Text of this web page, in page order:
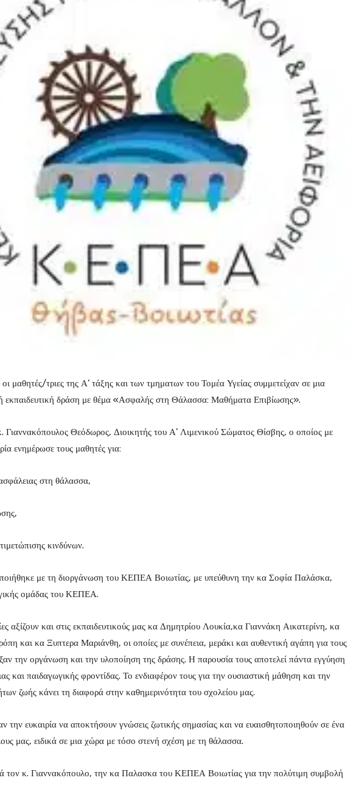
μαθητές/τριες της Α’ τάξης και των τμηματων του Τομέα Υγείας συμμετείχαν σε μια
εκπαιδευτική δράση με θέμα «Ασφαλής στη Θάλασσα: Μαθήματα Επιβίωσης».
Γιαννακόπουλος Θεόδωρος, Διοικητής του Α’ Λιμενικού Σώματος Θίσβης, ο οποίος με
ενημέρωσε τους μαθητές για:
στη θάλασσα,
κινδύνων.
με τη διοργάνωση του ΚΕΠΕΑ Βοιωτίας, με υπεύθυνη την κα Σοφία Παλάσκα,
ομάδας του ΚΕΠΕΑ.
αξίζουν και στις εκπαιδευτικούς μας κα Δημητρίου Λουκία,κα Γιαννάκη Αικατερίνη, κα
και κα Ξυπτερα Μαριάνθη, οι οποίες με συνέπεια, μεράκι και αυθεντική αγάπη για τους
την οργάνωση και την υλοποίηση της δράσης. Η παρουσία τους αποτελεί πάντα εγγύηση
και παιδαγωγικής φροντίδας. Το ενδιαφέρον τους για την ουσιαστική μάθηση και την
ζωής κάνει τη διαφορά στην καθημερινότητα του σχολείου μας.
την ευκαιρία να αποκτήσουν γνώσεις ζωτικής σημασίας και να ευαισθητοποιηθούν σε ένα
μας, ειδικά σε μια χώρα με τόσο στενή σχέση με τη θάλασσα.
τον κ. Γιαννακόπουλο, την κα Παλασκα του ΚΕΠΕΑ Βοιωτίας για την πολύτιμη συμβολή